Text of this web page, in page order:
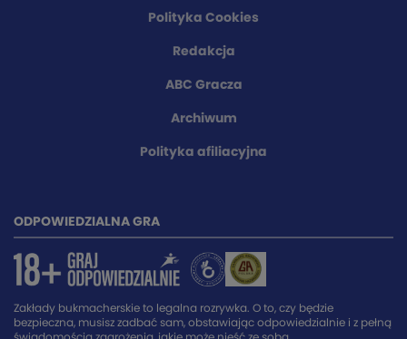
Polityka Cookies
Redakcja
ABC Gracza
Archiwum
Polityka afiliacyjna
ODPOWIEDZIALNA GRA
Zakłady bukmacherskie to legalna rozrywka. O to, czy będzie
bezpieczna, musisz zadbać sam, obstawiając odpowiedzialnie i z pełną